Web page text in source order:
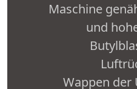
Maschine
und
Wappen der